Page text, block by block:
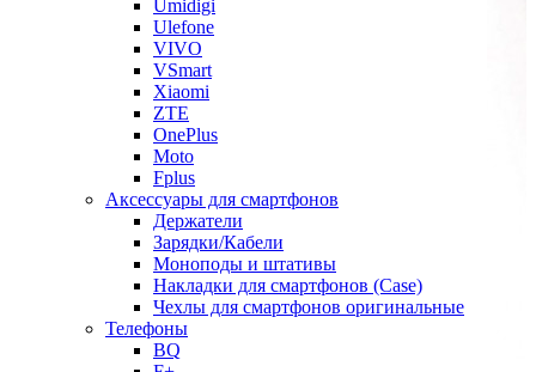
Umidigi
Ulefone
VIVO
VSmart
Xiaomi
ZTE
OnePlus
Moto
Fplus
Аксессуары для смартфонов
Держатели
Зарядки/Кабели
Моноподы и штативы
Накладки для смартфонов (Case)
Чехлы для смартфонов оригинальные
Телефоны
BQ